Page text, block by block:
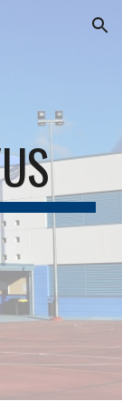
Skip to navigation